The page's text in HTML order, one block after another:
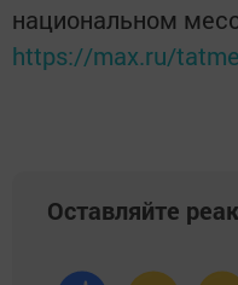
национальном
https://max.ru/
Оставляйте